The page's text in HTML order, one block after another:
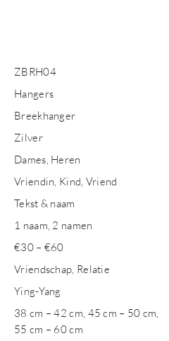
ZBRH04
Hangers
Breekhanger
Zilver
Dames, Heren
Vriendin, Kind, Vriend
Tekst & naam
1 naam, 2 namen
€30 – €60
Vriendschap, Relatie
Ying-Yang
38 cm – 42 cm, 45 cm – 50 cm,
55 cm – 60 cm